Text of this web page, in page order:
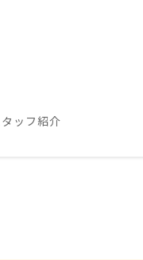
タッフ紹介